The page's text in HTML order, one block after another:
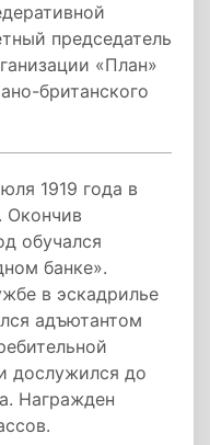
председатель
«План»
британского
1919 года в
Окончив
обучался
банке».
в эскадрилье
адъютантом
дослужился до
Награжден